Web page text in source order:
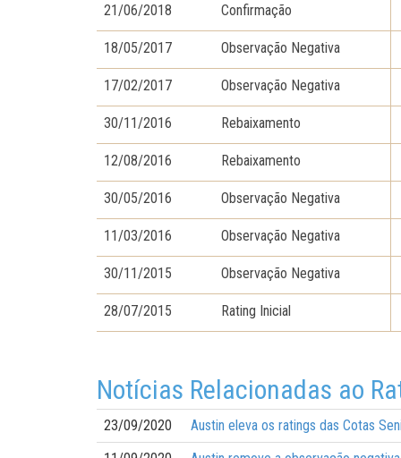
21/06/2018 Confirmação
18/05/2017 Observação Negativa
17/02/2017 Observação Negativa
30/11/2016 Rebaixamento
12/08/2016 Rebaixamento
30/05/2016 Observação Negativa
11/03/2016 Observação Negativa
30/11/2015 Observação Negativa
28/07/2015 Rating Inicial
Notícias Relacionadas ao
23/09/2020
Austin eleva os ratings das Cotas